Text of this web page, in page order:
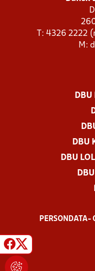
T: 4326 2222
M:
DBU
DBU
DBU
PERSONDATA-